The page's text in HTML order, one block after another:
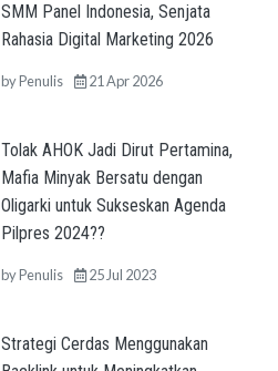
SMM Panel Indonesia, Senjata
Rahasia Digital Marketing 2026
byPenulis 21 Apr 2026
Tolak AHOK Jadi Dirut Pertamina,
Mafia Minyak Bersatu dengan
Oligarki untuk Sukseskan Agenda
Pilpres 2024??
byPenulis 25 Jul 2023
Strategi Cerdas Menggunakan